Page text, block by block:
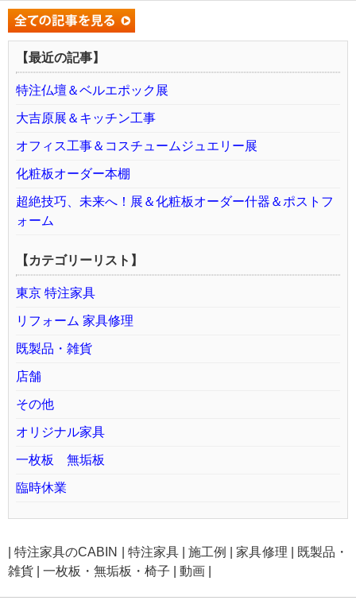
【最近の記事】
特注仏壇＆ベルエポック展
大吉原展＆キッチン工事
オフィス工事＆コスチュームジュエリー展
化粧板オーダー本棚
超絶技巧、未来へ！展＆化粧板オーダー什器＆ポストフ
ォーム
【カテゴリーリスト】
東京 特注家具
リフォーム 家具修理
既製品・雑貨
店舗
その他
オリジナル家具
一枚板 無垢板
臨時休業
|特注家具のCABIN 特注家具|施工例 |家具修理
既製品・
雑貨
一枚板・無垢板・椅子 動画